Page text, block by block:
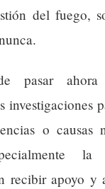
del fuego,
pasar
investigaciones
o causas
recibir apoyo y